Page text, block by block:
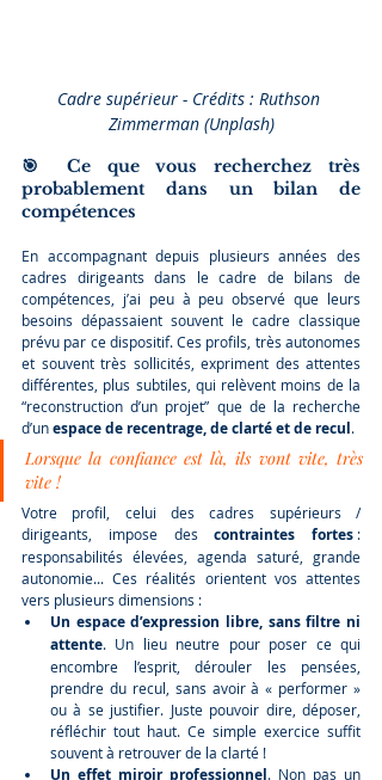
Cadre supérieur - Crédits : Ruthson
Zimmerman (Unplash)
🎯 Ce que vous recherchez très
probablement dans un bilan de
compétences
En accompagnant depuis plusieurs années des
cadres dirigeants dans le cadre de bilans de
compétences, j’ai peu à peu observé que leurs
besoins dépassaient souvent le cadre classique
prévu par ce dispositif. Ces profils, très autonomes
et souvent très sollicités, expriment des attentes
différentes, plus subtiles, qui relèvent moins de la
“reconstruction d’un projet” que de la recherche
d’un espace de recentrage, de clarté et de recul.
Lorsque la confiance est là, ils vont vite, très
vite !
Votre profil, celui des cadres supérieurs /
dirigeants, impose des contraintes fortes :
responsabilités élevées, agenda saturé, grande
autonomie... Ces réalités orientent vos attentes
vers plusieurs dimensions :
Un espace d’expression libre, sans filtre ni
attente. Un lieu neutre pour poser ce qui
encombre l’esprit, dérouler les pensées,
prendre du recul, sans avoir à « performer »
ou à se justifier. Juste pouvoir dire, déposer,
réfléchir tout haut. Ce simple exercice suffit
souvent à retrouver de la clarté !
Un effet miroir professionnel. Non pas un